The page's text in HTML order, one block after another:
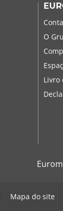
O
Livro
Mapa do site